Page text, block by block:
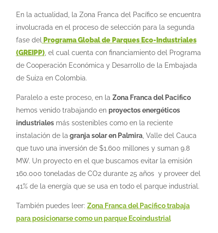
En la actualidad, la Zona Franca del Pacífico se encuentra
involucrada en el proceso de selección para la segunda
fase del
Programa Global de Parques Eco-Industriales
(GREIPP), el cual cuenta con financiamiento del Programa
de Cooperación Económica y Desarrollo de la Embajada
de Suiza en Colombia.
Paralelo a este proceso, en la Zona Franca del Pacifico
hemos venido trabajando en proyectos energéticos
industrialesmás sostenibles como en la reciente
instalación de la granja solar en Palmira, Valle del Cauca
que tuvo una inversión de $1.600 millones y suman 9.8
MW. Un proyecto en el que buscamos evitar la emisión
160.000 toneladas de CO2 durante 25 años y proveer del
41% de la energía que se usa en todo el parque industrial.
También puedes leer: Zona Franca del Pacifico trabaja
para posicionarse como un parque Ecoindustrial